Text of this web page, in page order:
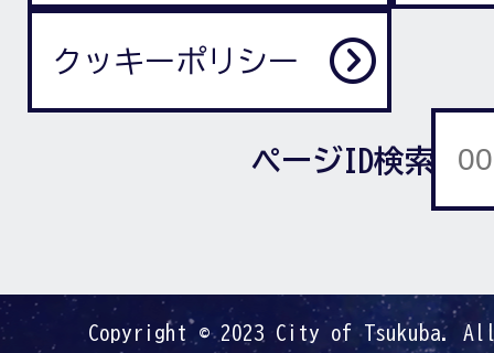
クッキーポリシー
ページID検索
Copyright © 2023 City of Tsukuba.